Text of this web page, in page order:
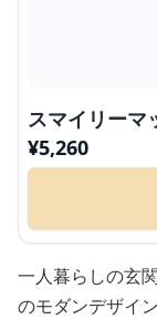
スマイリーマ
¥5,260
一人暮らしの玄
のモダンデザイ